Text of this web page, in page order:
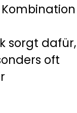
sorgt dafür,
oft